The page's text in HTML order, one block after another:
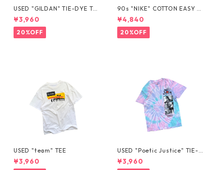
USED "GILDAN" TIE-DYE TE
E
¥3,960
20%OFF
90s "NIKE" COTTON EASY S
HORTS
¥4,840
20%OFF
USED "team" TEE
¥3,960
USED "Poetic Justice" TIE-D
YE TEE
¥3,960